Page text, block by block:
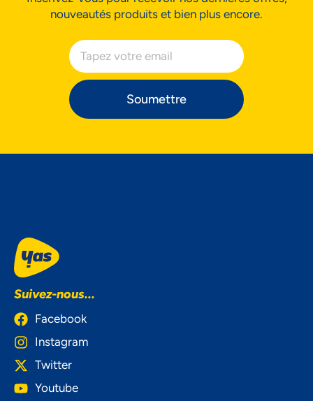
nouveautés produits et bien plus encore.
Soumettre
Suivez-nous...
Facebook
Instagram
Twitter
Youtube